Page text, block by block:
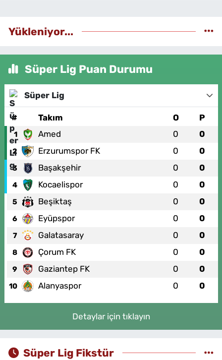
Yükleniyor...
Süper Lig Puan Durumu
Süper Lig
# Takım O P
1 Amed 0 0
2 Erzurumspor FK 0 0
3 Başakşehir 0 0
4 Kocaelispor 0 0
5 Beşiktaş 0 0
6 Eyüpspor 0 0
7 Galatasaray 0 0
8 Çorum FK 0 0
9 Gaziantep FK 0 0
10 Alanyaspor 0 0
Detaylar için tıklayın
Süper Lig Fikstür